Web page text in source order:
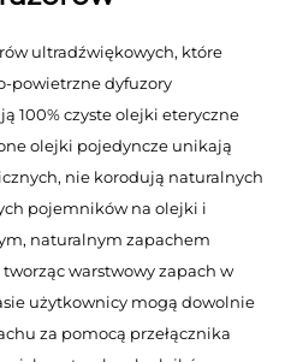
ultradźwiękowych, które
powietrzne dyfuzory
100% czyste olejki eteryczne
olejki pojedyncze unikają
nie korodują naturalnych
pojemników na olejki i
naturalnym zapachem
warstwowy zapach w
użytkownicy mogą dowolnie
za pomocą przełącznika